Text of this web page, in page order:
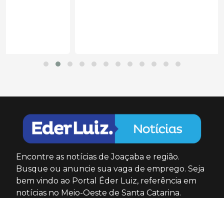
Encontre as notícias de Joaçaba e região.
Busque ou anuncie sua vaga de emprego. Seja
bem vindo ao Portal Éder Luiz, referência em
notícias no Meio-Oeste de Santa Catarina.